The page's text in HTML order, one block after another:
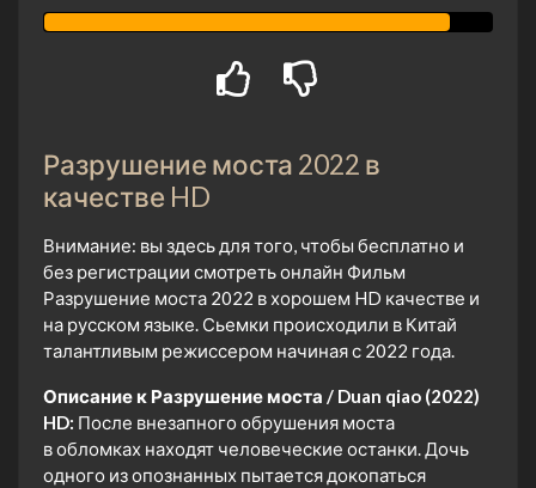
Разрушение моста 2022 в
качестве HD
Внимание: вы здесь для того, чтобы бесплатно и
без регистрации смотреть онлайн Фильм
Разрушение моста 2022 в хорошем HD качестве и
на русском языке. Сьемки происходили в Китай
талантливым режиссером начиная с 2022 года.
Описание к Разрушение моста / Duan qiao (2022)
HD: После внезапного обрушения моста
в обломках находят человеческие останки. Дочь
одного из опознанных пытается докопаться